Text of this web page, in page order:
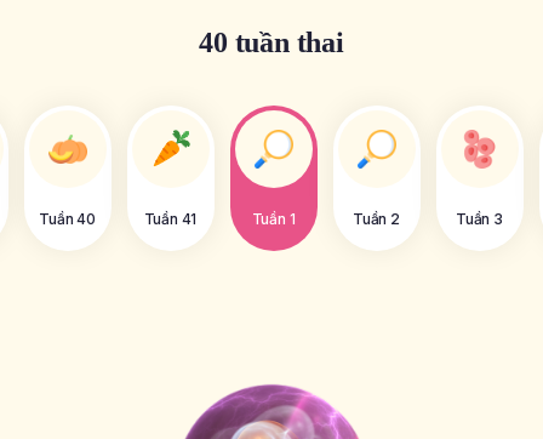
40 tuần thai
Tuần 40 Tuần 41 Tuần 1 Tuần 2 Tuần 3